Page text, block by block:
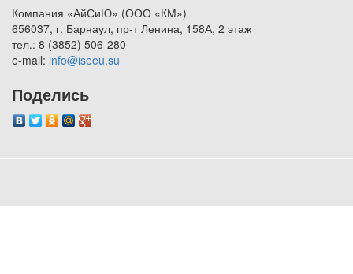
Компания «АйСиЮ» (ООО «КМ»)
656037, г. Барнаул, пр-т Ленина, 158А, 2 этаж
тел.: 8 (3852) 506-280
e-mail: info@iseeu.su
Поделись